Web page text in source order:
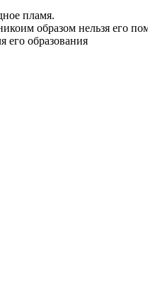
пламя.
образом нельзя его
его образования